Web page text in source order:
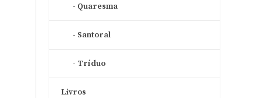
Quaresma
Santoral
Tríduo
Livros